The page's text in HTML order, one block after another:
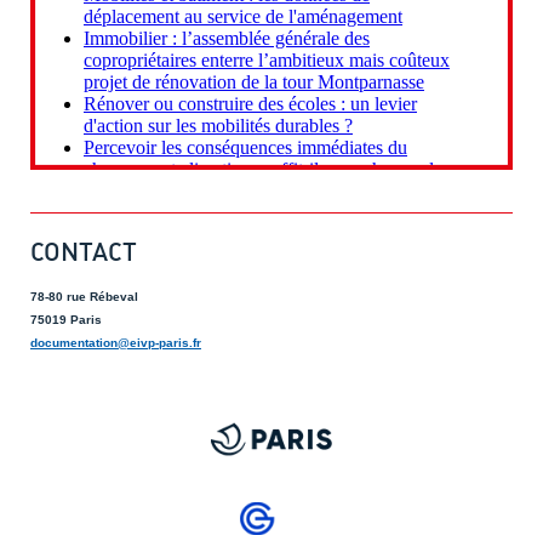
CONTACT
78-80 rue Rébeval
75019 Paris
documentation@eivp-paris.fr